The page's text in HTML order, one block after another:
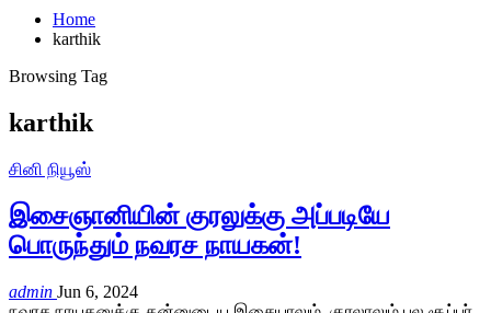
Home
karthik
Browsing Tag
karthik
சினி நியூஸ்
இசைஞானியின் குரலுக்கு அப்படியே
பொருந்தும் நவரச நாயகன்!
admin Jun 6, 2024